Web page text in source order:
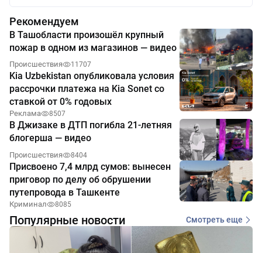
Рекомендуем
В Ташобласти произошёл крупный
пожар в одном из магазинов — видео
Происшествия 11707
Kia Uzbekistan опубликовала условия
рассрочки платежа на Kia Sonet со
ставкой от 0% годовых
Реклама 8507
В Джизаке в ДТП погибла 21-летняя
блогерша — видео
Происшествия 8404
Присвоено 7,4 млрд сумов: вынесен
приговор по делу об обрушении
путепровода в Ташкенте
Криминал 8085
Популярные новости Смотреть еще